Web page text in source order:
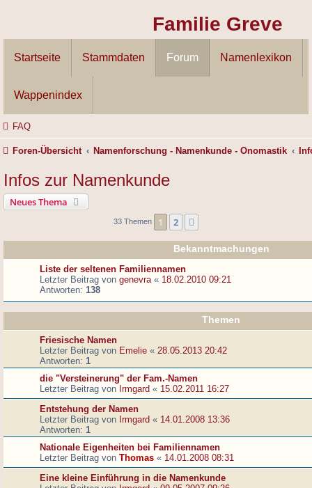
Familie Greve
Startseite Stammdaten Forum Namenlexikon
Wappenindex
FAQ
Foren-Übersicht Namenforschung - Namenkunde - Onomastik
Infos zur Namenkunde
Neues Thema
33 Themen 1 2
Bekanntmachungen
Liste der seltenen Familiennamen
Letzter Beitrag von genevra « 18.02.2010 09:21
Antworten: 138
Themen
Friesische Namen
Letzter Beitrag von Emelie « 28.05.2013 20:42
Antworten: 1
die "Versteinerung" der Fam.-Namen
Letzter Beitrag von Irmgard « 15.02.2011 16:27
Entstehung der Namen
Letzter Beitrag von Irmgard « 14.01.2008 13:36
Antworten: 1
Nationale Eigenheiten bei Familiennamen
Letzter Beitrag von Thomas « 14.01.2008 08:31
Eine kleine Einführung in die Namenkunde